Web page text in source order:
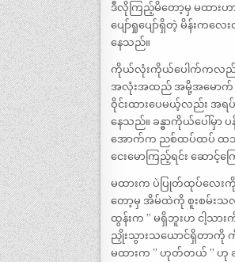
ဒီလိုကြည့်မိတော့မှ မထားဟ
ပျော်ရှုပျော်ရှိတဲ့ မိန်းက
နေသည်။
ကိုယ်လုံးကိုယ်ပေါက်ကလည်း
အလုံးအထည် အမို့အမောက် အ
ဝိုင်းထားပေမယ့်လည်း အရပ်
နေသည်။ ခန္ဓာကိုယ်ပေါ်မှာ
အောက်က ညစ်ထပ်ထပ် ထဘီ
ငေးမောကြည့်ရင်း ဆောင့်
မထားက ပဲပြုတ်ထုပ်လေး
တော့မှ အိမ်ထဲကို စူးစမ်းသ
ထွန်းက ” မရှိဘူးဟ ငါ့သာ
ညှိုးသွားသယောင်ရှိတာကို ကို
မထားက ” ဟုတ်တယ် ” ဟု ဆို